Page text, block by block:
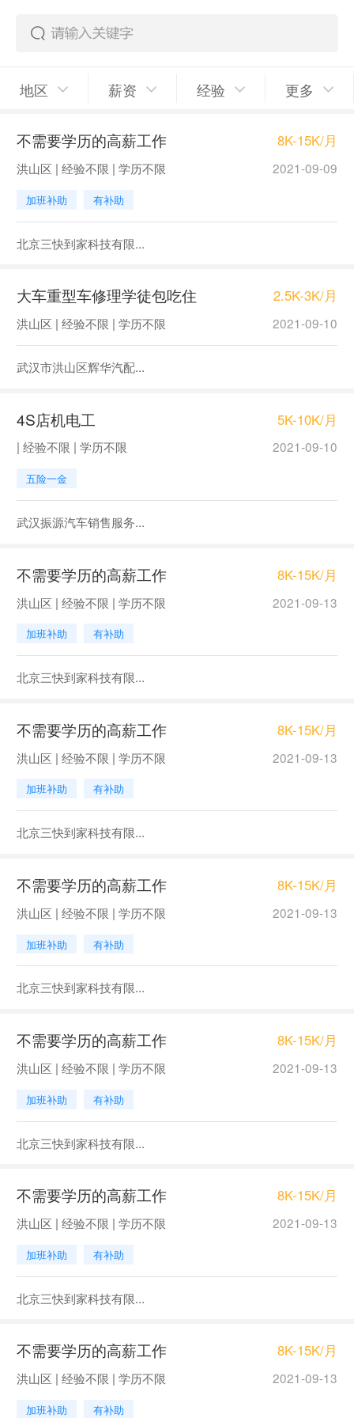
地区 薪资 经验 更多
不需要学历的高薪工作 8K-15K/月
洪山区 | 经验不限 | 学历不限 2021-09-09
加班补助 有补助
北京三快到家科技有限...
大车重型车修理学徒包吃住 2.5K-3K/月
洪山区 | 经验不限 | 学历不限 2021-09-10
武汉市洪山区辉华汽配...
4S店机电工 5K-10K/月
| 经验不限 | 学历不限 2021-09-10
五险一金
武汉振源汽车销售服务...
不需要学历的高薪工作 8K-15K/月
洪山区 | 经验不限 | 学历不限 2021-09-13
加班补助 有补助
北京三快到家科技有限...
不需要学历的高薪工作 8K-15K/月
洪山区 | 经验不限 | 学历不限 2021-09-13
加班补助 有补助
北京三快到家科技有限...
不需要学历的高薪工作 8K-15K/月
洪山区 | 经验不限 | 学历不限 2021-09-13
加班补助 有补助
北京三快到家科技有限...
不需要学历的高薪工作 8K-15K/月
洪山区 | 经验不限 | 学历不限 2021-09-13
加班补助 有补助
北京三快到家科技有限...
不需要学历的高薪工作 8K-15K/月
洪山区 | 经验不限 | 学历不限 2021-09-13
加班补助 有补助
北京三快到家科技有限...
不需要学历的高薪工作 8K-15K/月
洪山区 | 经验不限 | 学历不限 2021-09-13
加班补助 有补助